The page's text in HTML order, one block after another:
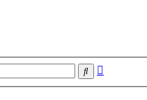
Suche